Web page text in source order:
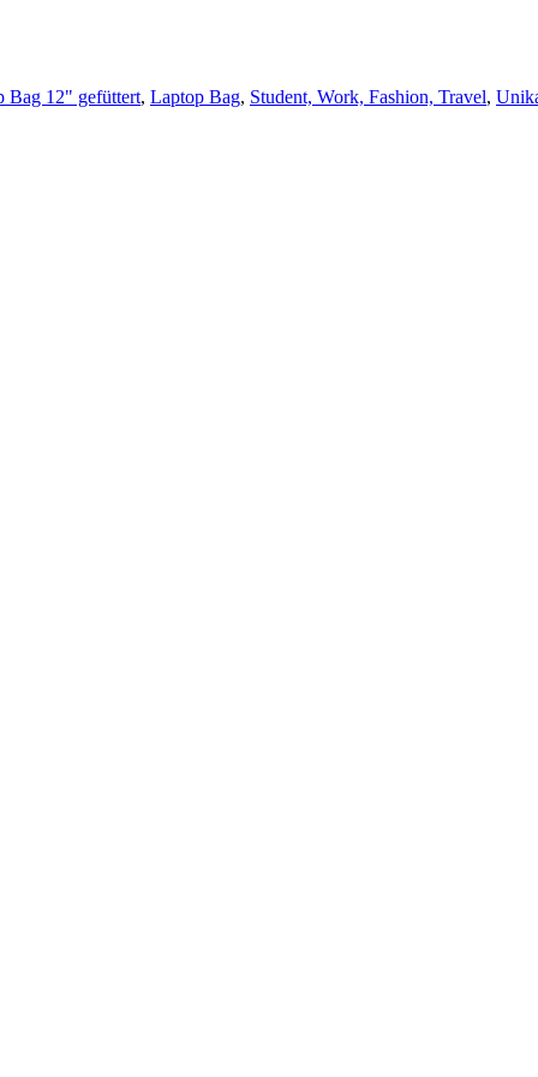
Bag 12" gefüttert, Laptop Bag, Student, Work, Fashion, Travel,